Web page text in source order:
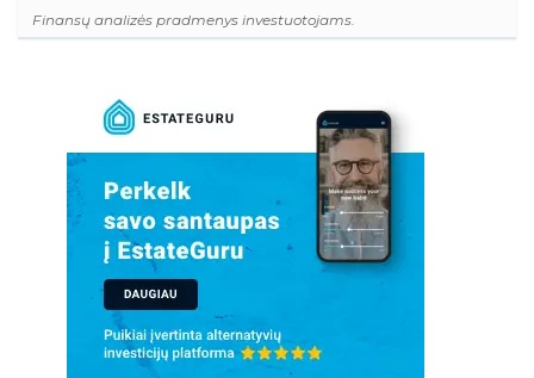
Finansų analizės pradmenys investuotojams.